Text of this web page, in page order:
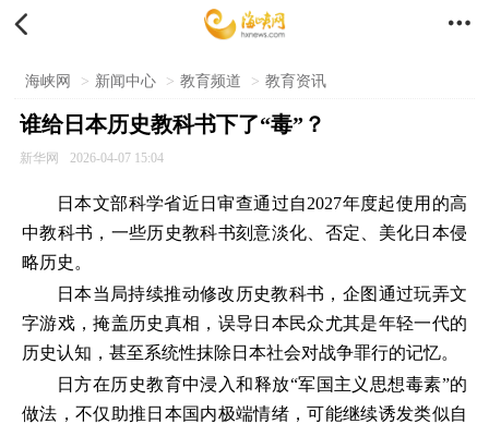
 
海峡网 > 新闻中心 > 教育频道 > 教育资讯
谁给日本历史教科书下了“毒”？
新华网 2026-04-07 15:04
日本文部科学省近日审查通过自2027年度起使用的高
中教科书，一些历史教科书刻意淡化、否定、美化日本侵
略历史。
日本当局持续推动修改历史教科书，企图通过玩弄文
字游戏，掩盖历史真相，误导日本民众尤其是年轻一代的
历史认知，甚至系统性抹除日本社会对战争罪行的记忆。
日方在历史教育中浸入和释放“军国主义思想毒素”的
做法，不仅助推日本国内极端情绪，可能继续诱发类似自